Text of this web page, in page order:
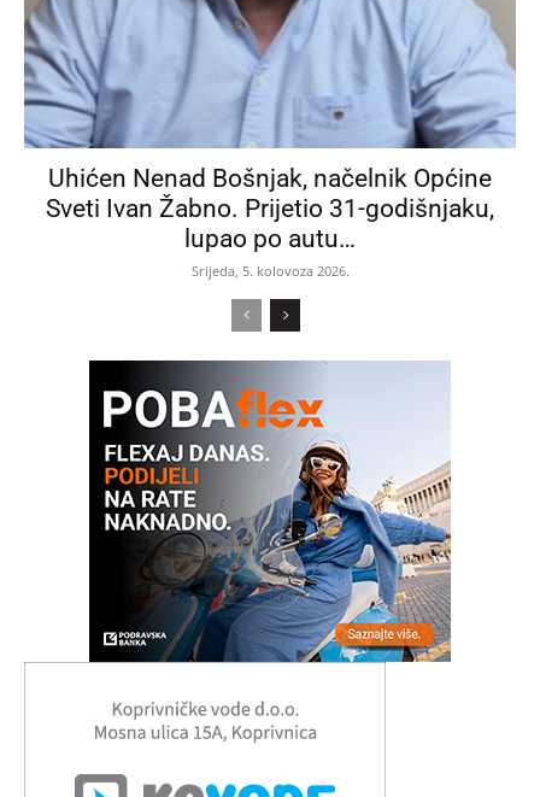
Uhićen Nenad Bošnjak, načelnik Općine
Sveti Ivan Žabno. Prijetio 31-godišnjaku,
lupao po autu…
Srijeda, 5. kolovoza 2026.